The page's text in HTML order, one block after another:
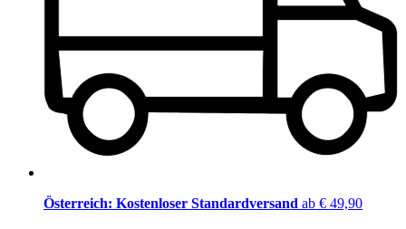
Österreich: Kostenloser Standardversand ab € 49,90